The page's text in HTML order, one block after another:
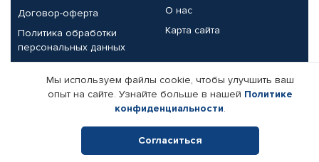
Договор-оферта
Политика обработки
персональных данных
О нас
Карта сайта
Партнерам
Корпоративным клиентам
Поставщикам
Реквизиты компании
Мы используем файлы cookie, чтобы улучшить ваш
опыт на сайте. Узнайте больше в нашей Политике
конфиденциальности.
Согласиться